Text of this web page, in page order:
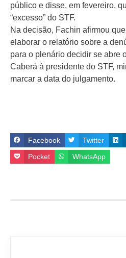
público e disse, em fevereiro,
“excesso” do STF.
Na decisão, Fachin afirmou
elaborar o relatório sobre a
para o plenário decidir se abre
Caberá à presidente do STF,
marcar a data do julgamento.
Facebook Twitter
Pocket WhatsApp